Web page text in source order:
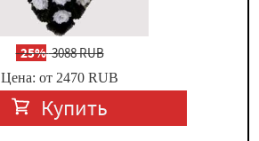
-25%3088 RUB
Цена: от 2470 RUB
Купить